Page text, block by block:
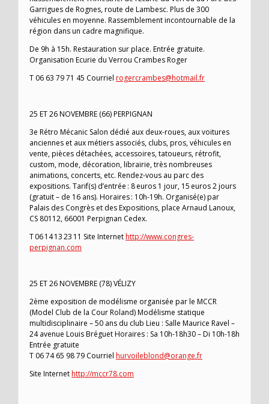
Garrigues de Rognes, route de Lambesc. Plus de 300
véhicules en moyenne. Rassemblement incontournable de la
région dans un cadre magnifique.
De 9h à 15h. Restauration sur place. Entrée gratuite.
Organisation Ecurie du Verrou Crambes Roger
T 06 63 79 71 45 Courriel rogercrambes@hotmail.fr
25 ET 26 NOVEMBRE (66) PERPIGNAN
3e Rétro Mécanic Salon dédié aux deux-roues, aux voitures
anciennes et aux métiers associés, clubs, pros, véhicules en
vente, pièces détachées, accessoires, tatoueurs, rétrofit,
custom, mode, décoration, librairie, très nombreuses
animations, concerts, etc. Rendez-vous au parc des
expositions. Tarif(s) d’entrée : 8 euros 1 jour, 15 euros 2 jours
(gratuit – de 16 ans). Horaires : 10h-19h. Organisé(e) par
Palais des Congrès et des Expositions, place Arnaud Lanoux,
CS 80112, 66001 Perpignan Cedex.
T 06 14 13 23 11 Site Internethttp://www.congres-
perpignan.com
25 ET 26 NOVEMBRE (78) VÉLIZY
2ème exposition de modélisme organisée par le MCCR
(Model Club de la Cour Roland) Modélisme statique
multidisciplinaire – 50 ans du club Lieu : Salle Maurice Ravel –
24 avenue Louis Bréguet Horaires : Sa 10h-18h30 – Di 10h-18h
Entrée gratuite
T 06 74 65 98 79 Courriel hurvoileblond@orange.fr
Site Internethttp://mccr78.com